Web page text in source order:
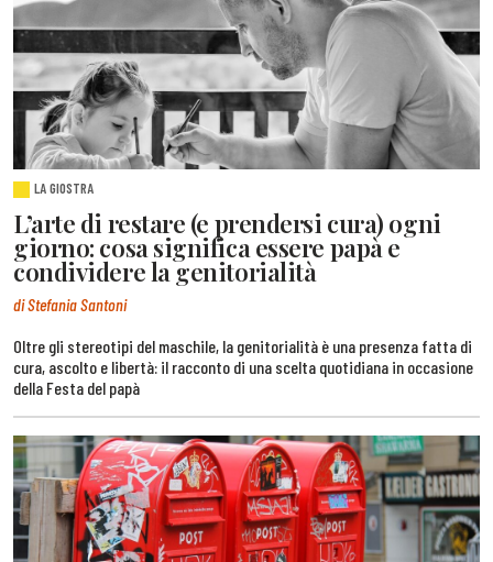
LA GIOSTRA
L’arte di restare (e prendersi cura) ogni
giorno: cosa significa essere papà e
condividere la genitorialità
di Stefania Santoni
Oltre gli stereotipi del maschile, la genitorialità è una presenza fatta di
cura, ascolto e libertà: il racconto di una scelta quotidiana in occasione
della Festa del papà